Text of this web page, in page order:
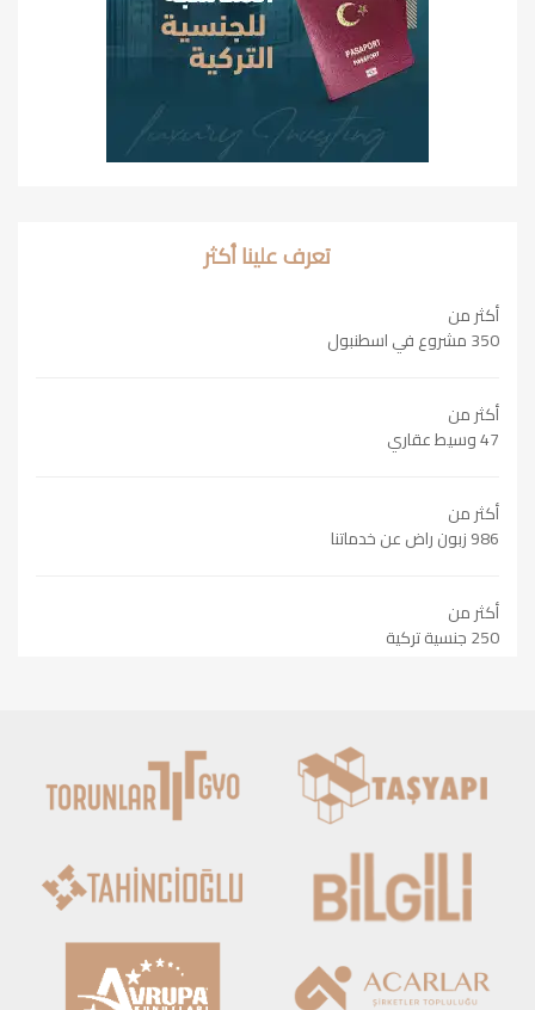
تعرف علينا أكثر
أكثر من
350 مشروع في اسطنبول
أكثر من
47 وسيط عقاري
أكثر من
986 زبون راض عن خدماتنا
أكثر من
250 جنسية تركية